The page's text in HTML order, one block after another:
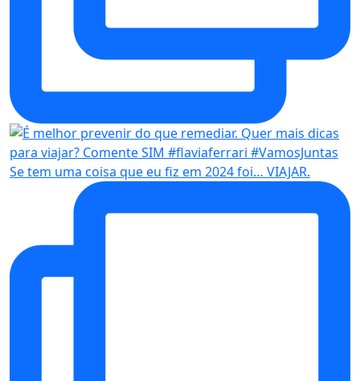
Se tem uma coisa que eu fiz em 2024 foi… VIAJAR.